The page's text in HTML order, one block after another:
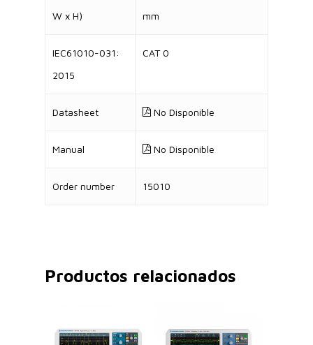
W x H)
mm
IEC61010-031:
2015
CAT 0
Datasheet No Disponible
Manual No Disponible
Order number 15010
Productos relacionados